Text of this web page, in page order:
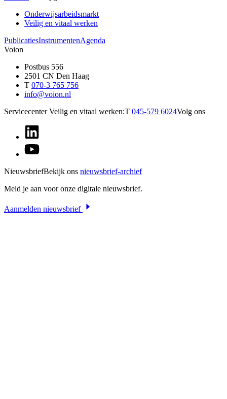
Onderwijsarbeidsmarkt
Veilig en vitaal werken
PublicatiesInstrumentenAgenda
Voion
Postbus 556
2501 CN Den Haag
T 070-3 765 756
info@voion.nl
Servicecenter Veilig en vitaal werken:T 045-579 6024Volg ons
NieuwsbriefBekijk ons nieuwsbrief-archief
Meld je aan voor onze digitale nieuwsbrief.
Aanmelden nieuwsbrief